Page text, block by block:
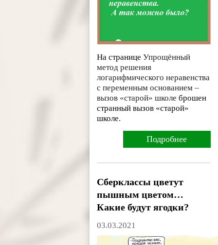
На страницеУпрощённый
метод решения
логарифмического неравенства
с переменным основанием –
вызов «старой» школе брошен
странный вызов «старой»
школе.
Подробнее
Сберклассы цветут
пышным цветом…
Какие будут ягодки?
03.03.2021